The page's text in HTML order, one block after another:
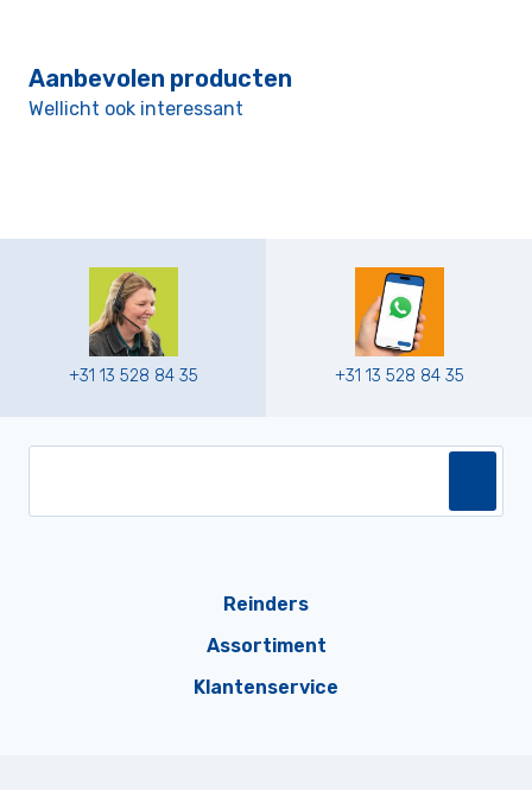
Aanbevolen producten
Wellicht ook interessant
+31 13 528 84 35 +31 13 528 84 35
Reinders
Assortiment
Klantenservice